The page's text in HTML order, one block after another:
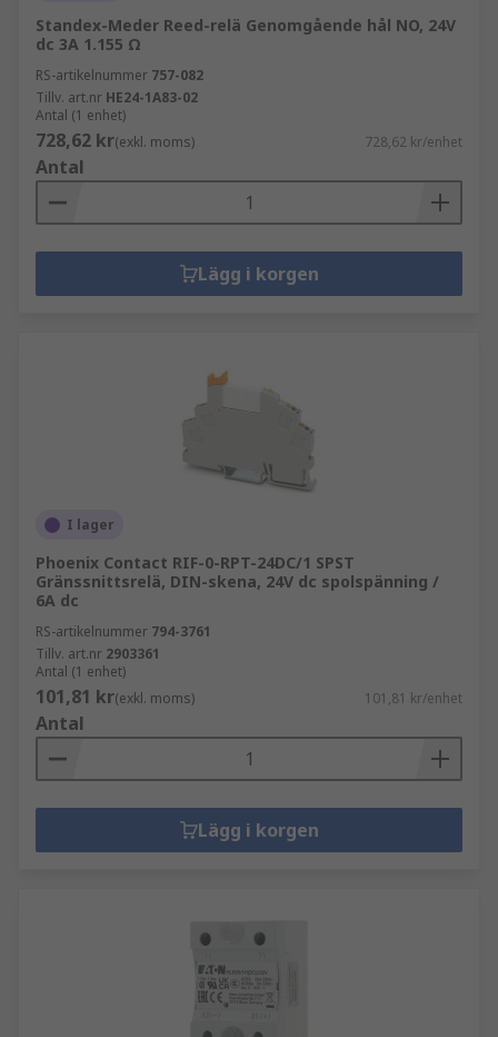
Standex-Meder Reed-relä Genomgående hål NO, 24V
dc 3A 1.155 Ω
RS-artikelnummer 757-082
Tillv. art.nr HE24-1A83-02
Antal (1 enhet)
728,62 kr(exkl. moms) 728,62 kr/enhet
Antal
Lägg i korgen
I lager
Phoenix Contact RIF-0-RPT-24DC/1 SPST
Gränssnittsrelä, DIN-skena, 24V dc spolspänning /
6A dc
RS-artikelnummer 794-3761
Tillv. art.nr 2903361
Antal (1 enhet)
101,81 kr(exkl. moms) 101,81 kr/enhet
Antal
Lägg i korgen